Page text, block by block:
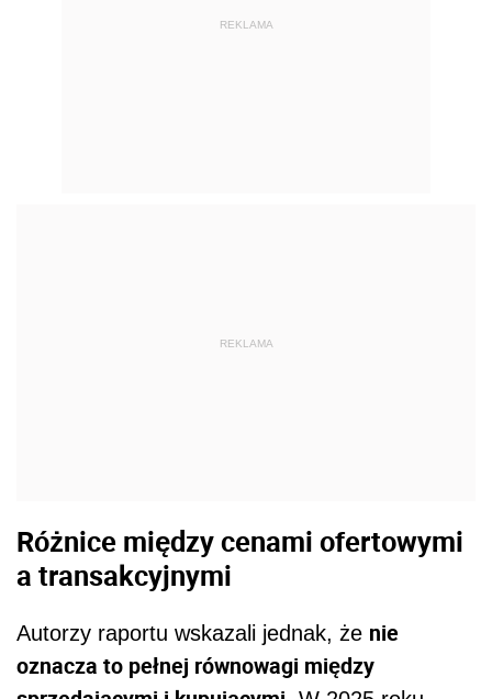
REKLAMA
REKLAMA
Różnice między cenami ofertowymi
a transakcyjnymi
Autorzy raportu wskazali jednak, że nie
oznacza to pełnej równowagi między